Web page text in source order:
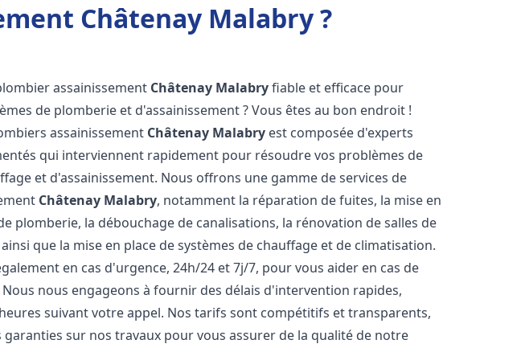
Châtenay Malabry ?
assainissement Châtenay Malabryfiable et efficace pour
de plomberie et d'assainissement ? Vous êtes au bon endroit !
assainissement Châtenay Malabry est composée d'experts
qui interviennent rapidement pour résoudre vos problèmes de
et d'assainissement. Nous offrons une gamme de services de
Châtenay Malabry, notamment la réparation de fuites, la mise en
plomberie, la débouchage de canalisations, la rénovation de salles de
que la mise en place de systèmes de chauffage et de climatisation.
en cas d'urgence, 24h/24 et 7j/7, pour vous aider en cas de
nous engageons à fournir des délais d'intervention rapides,
suivant votre appel. Nos tarifs sont compétitifs et transparents,
sur nos travaux pour vous assurer de la qualité de notre